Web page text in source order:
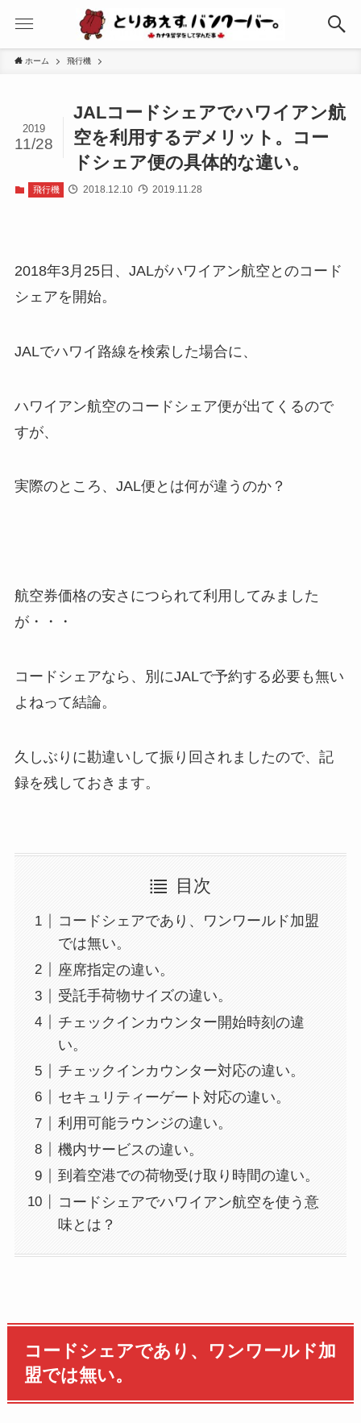
ホーム 飛行機
JALコードシェアでハワイアン航
空を利用するデメリット。コー
ドシェア便の具体的な違い。
2019
11/28
飛行機 2018.12.10 2019.11.28
2018年3月25日、JALがハワイアン航空とのコード
シェアを開始。
JALでハワイ路線を検索した場合に、
ハワイアン航空のコードシェア便が出てくるので
すが、
実際のところ、JAL便とは何が違うのか？
航空券価格の安さにつられて利用してみました
が・・・
コードシェアなら、別にJALで予約する必要も無い
よねって結論。
久しぶりに勘違いして振り回されましたので、記
録を残しておきます。
目次
コードシェアであり、ワンワールド加盟
では無い。
座席指定の違い。
受託手荷物サイズの違い。
チェックインカウンター開始時刻の違
い。
チェックインカウンター対応の違い。
セキュリティーゲート対応の違い。
利用可能ラウンジの違い。
機内サービスの違い。
到着空港での荷物受け取り時間の違い。
コードシェアでハワイアン航空を使う意
味とは？
コードシェアであり、ワンワールド加
盟では無い。